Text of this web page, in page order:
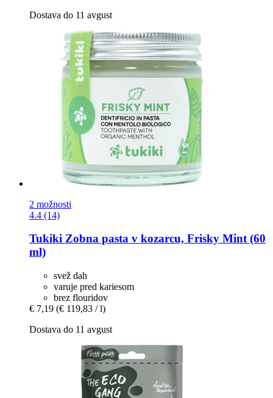
Dostava do 11 avgust
2 možnosti
4.4 (14)
Tukiki Zobna pasta v kozarcu, Frisky Mint (60
ml)
svež dah
varuje pred kariesom
brez flouridov
€ 7,19 (€ 119,83 / l)
Dostava do 11 avgust